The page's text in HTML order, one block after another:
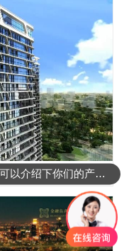
统. 可以介绍下你们的产品么？